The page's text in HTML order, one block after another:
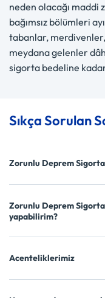
neden olacağı
bağımsız bölümleri
tabanlar,
meydana gelenler
sigorta bedeline
Sıkça Sorulan
Zorunlu Deprem
Zorunlu Deprem
yapabilirim?
Acenteliklerimiz